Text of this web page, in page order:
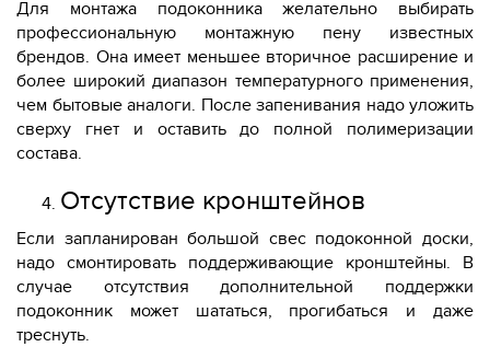
Для монтажа подоконника желательно выбирать
профессиональную монтажную пену известных
брендов. Она имеет меньшее вторичное расширение и
более широкий диапазон температурного применения,
чем бытовые аналоги. После запенивания надо уложить
сверху гнет и оставить до полной полимеризации
состава.
Отсутствие кронштейнов
Если запланирован большой свес подоконной доски,
надо смонтировать поддерживающие кронштейны. В
случае отсутствия дополнительной поддержки
подоконник может шататься, прогибаться и даже
треснуть.